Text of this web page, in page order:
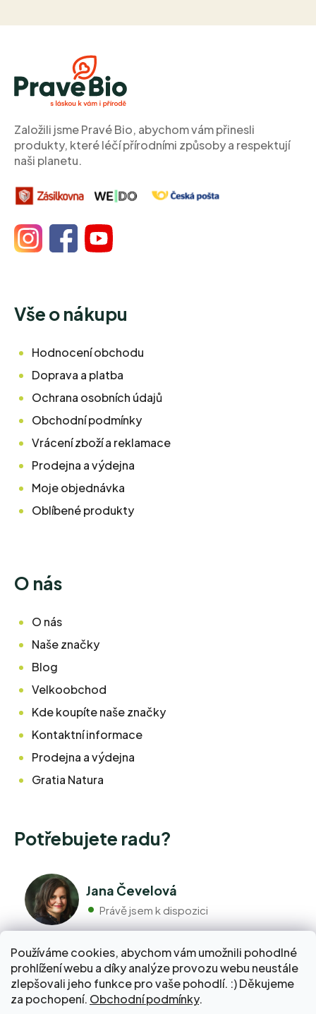
Používáme cookies, abychom vám umožnili pohodlné
prohlížení webu a díky analýze provozu webu neustále
zlepšovali jeho funkce pro vaše pohodlí. :) Děkujeme
za pochopení. Obchodní podmínky.
Založili jsme Pravé Bio, abychom vám přinesli
produkty, které léčí přírodními způsoby a respektují
naši planetu.
Vše o nákupu
Hodnocení obchodu
Doprava a platba
Ochrana osobních údajů
Obchodní podmínky
Vrácení zboží a reklamace
Prodejna a výdejna
Moje objednávka
Oblíbené produkty
O nás
O nás
Naše značky
Blog
Velkoobchod
Kde koupíte naše značky
Kontaktní informace
Prodejna a výdejna
Gratia Natura
Potřebujete radu?
Jana Čevelová
Právě jsem k dispozici
+420 776 298 517
Volejte pondělí - pátek 9:00 až 17:00
info@pravebio.cz
Napište nám kdykoli, snažíme se vždy odpovědět do 24